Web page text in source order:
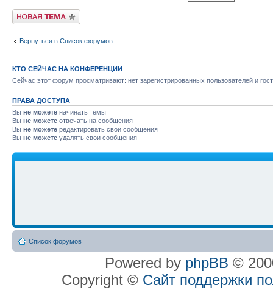
Новая тема
Вернуться в Список форумов
КТО СЕЙЧАС НА КОНФЕРЕНЦИИ
Сейчас этот форум просматривают: нет зарегистрированных пользователей и
ПРАВА ДОСТУПА
Вы не можете начинать темы
Вы не можете отвечать на сообщения
Вы не можете редактировать свои сообщения
Вы не можете удалять свои сообщения
Список форумов
Powered by phpBB ©
Copyright © Сайт поддержки